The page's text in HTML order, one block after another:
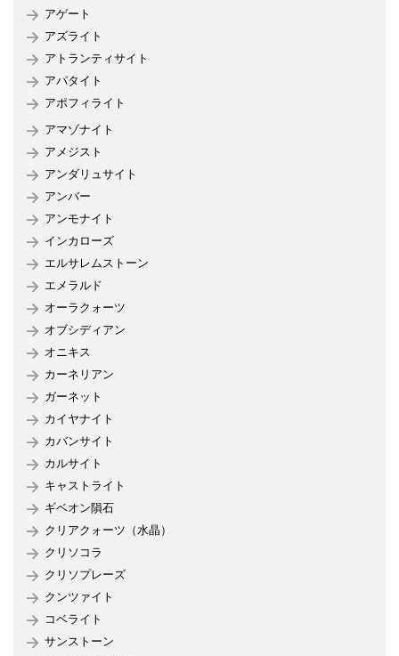
アゲート
アズライト
アトランティサイト
アパタイト
アポフィライト
アマゾナイト
アメジスト
アンダリュサイト
アンバー
アンモナイト
インカローズ
エルサレムストーン
エメラルド
オーラクォーツ
オブシディアン
オニキス
カーネリアン
ガーネット
カイヤナイト
カバンサイト
カルサイト
キャストライト
ギベオン隕石
クリアクォーツ（水晶）
クリソコラ
クリソプレーズ
クンツァイト
コベライト
サンストーン